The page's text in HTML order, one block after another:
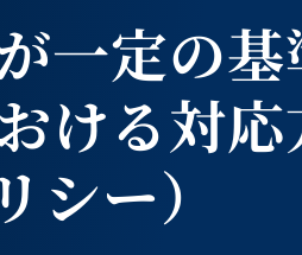
一定の基
ける対応
シー）